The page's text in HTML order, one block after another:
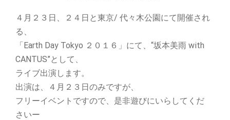
４月２３日、２４日と東京/ 代々木公園にて開催され
る、
「Earth Day Tokyo ２０１６」にて、“坂本美雨 with
CANTUS”として、
ライブ出演します。
出演は、４月２３日のみですが、
フリーイベントですので、是非遊びにいらしてくだ
さいー